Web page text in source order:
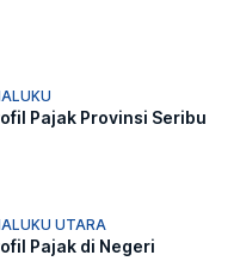
Pajak Provinsi Seribu
UTARA
Pajak di Negeri